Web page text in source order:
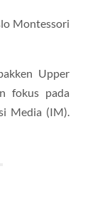
Montessori
Upper
fokus pada
Media (IM).